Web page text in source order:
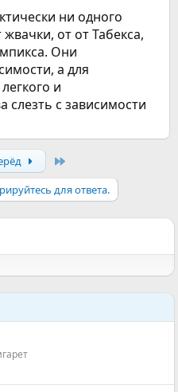
ни одного
от от Табекса,
Они
а для
и
слезть с зависимости
для ответа.